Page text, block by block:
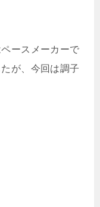
ースメーカーで
が、今回は調子